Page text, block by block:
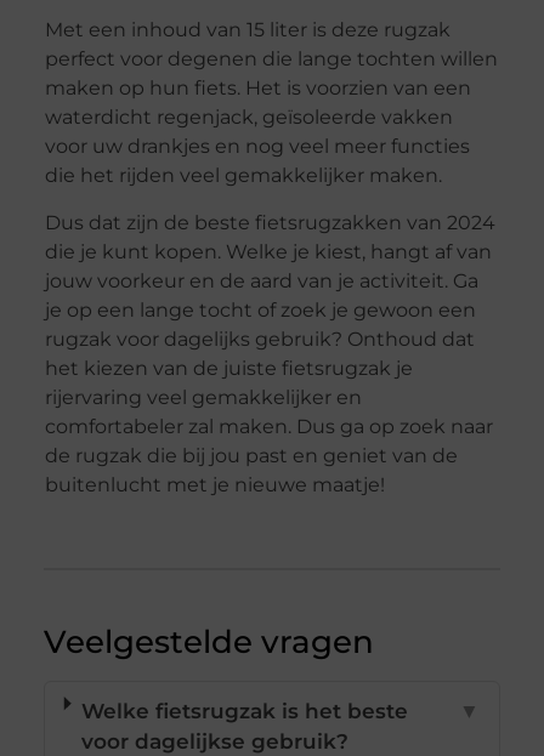
Met een inhoud van 15 liter is deze rugzak
perfect voor degenen die lange tochten willen
maken op hun fiets. Het is voorzien van een
waterdicht regenjack, geïsoleerde vakken
voor uw drankjes en nog veel meer functies
die het rijden veel gemakkelijker maken.
Dus dat zijn de beste fietsrugzakken van 2024
die je kunt kopen. Welke je kiest, hangt af van
jouw voorkeur en de aard van je activiteit. Ga
je op een lange tocht of zoek je gewoon een
rugzak voor dagelijks gebruik? Onthoud dat
het kiezen van de juiste fietsrugzak je
rijervaring veel gemakkelijker en
comfortabeler zal maken. Dus ga op zoek naar
de rugzak die bij jou past en geniet van de
buitenlucht met je nieuwe maatje!
Veelgestelde vragen
Welke fietsrugzak is het beste
voor dagelijkse gebruik?
▼